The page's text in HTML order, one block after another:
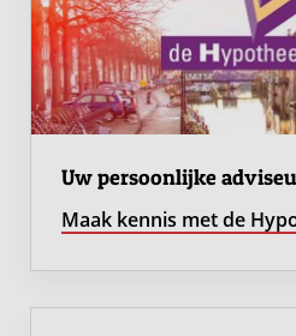
Werf 078 ligt aan het
rustige en karaktervolle
scheepswerven en industrie.
In de directe omgeving vind
Voor je dagelijkse
supermarkten, winkels en
zijn. Liever een dagje
Uw persoonlijke
Maak kennis met de